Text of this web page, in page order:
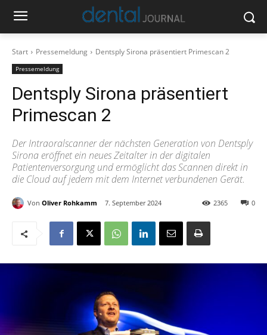
Start Pressemeldung Dentsply Sirona präsentiert Primescan 2
Pressemeldung
Dentsply Sirona präsentiert
Primescan 2
Der Intraoralscanner der nächsten Generation von Dentsply
Sirona eröffnet ein neues Zeitalter in der digitalen
Patientenversorgung und ermöglicht das Scannen direkt in
die Cloud auf jedem mit dem Internet verbundenen Gerät.
Von Oliver Rohkamm 7. September 2024 0
2365